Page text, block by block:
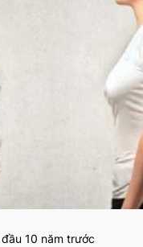
10 năm trước